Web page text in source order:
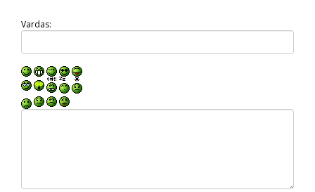
Vardas: